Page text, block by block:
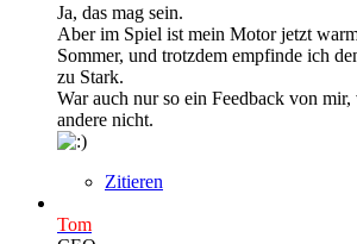
Ja, das mag sein.
Aber im Spiel ist mein Motor jetzt
Sommer, und trotzdem empfinde ich
zu Stark.
War auch nur so ein Feedback von
andere nicht.
Zitieren
Tom